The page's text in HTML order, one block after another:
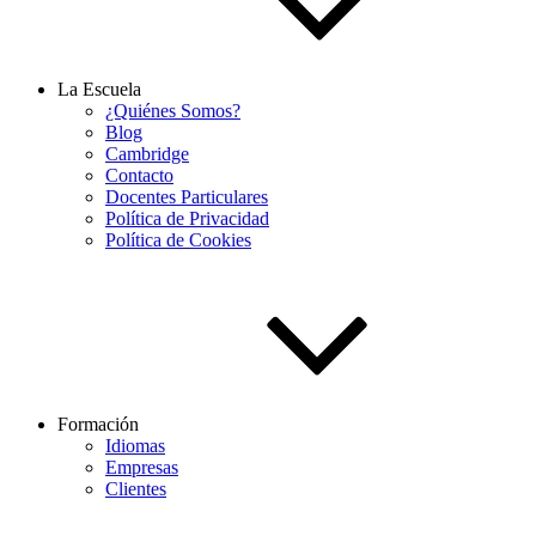
La Escuela
¿Quiénes Somos?
Blog
Cambridge
Contacto
Docentes Particulares
Política de Privacidad
Política de Cookies
Formación
Idiomas
Empresas
Clientes